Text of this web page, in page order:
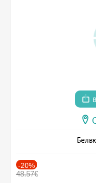
-20%
48.57€